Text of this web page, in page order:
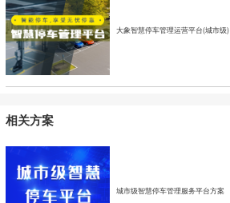
大象智慧停车管理运营平台(城市级)
相关方案
城市级智慧停车管理服务平台方案